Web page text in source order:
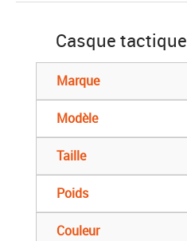
Casque tactique
Marque
Modèle
Taille
Poids
Couleur